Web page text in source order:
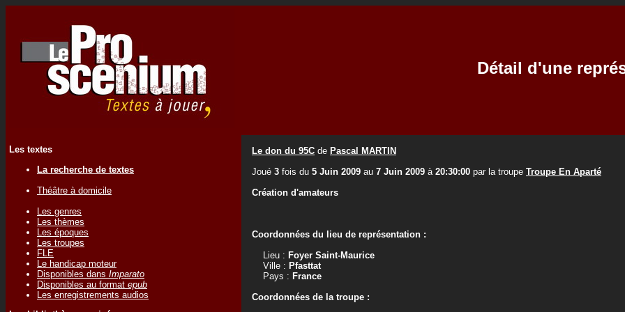
Détail d'une
Les textes
La recherche de textes
Théâtre à domicile
Les genres
Les thèmes
Les époques
Les troupes
FLE
Le handicap moteur
Disponibles dans Imparato
Disponibles au format epub
Les enregistrements audios
Le don du 95C de Pascal MARTIN
Joué 3 fois du 5 Juin 2009 au 7 Juin 2009 à 20:30:00 par la troupe Troupe En Aparté
Création d'amateurs
Coordonnées du lieu de représentation :
Lieu : Foyer Saint-Maurice
Ville : Pfasttat
Pays : France
Coordonnées de la troupe :